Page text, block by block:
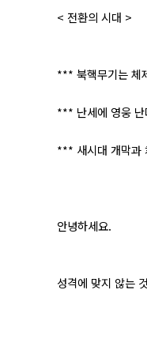
< 전환의 시대 >
*** 북핵무기는 체
*** 난세에 영웅
*** 새시대 개막
안녕하세요.
성격에 맞지 않는